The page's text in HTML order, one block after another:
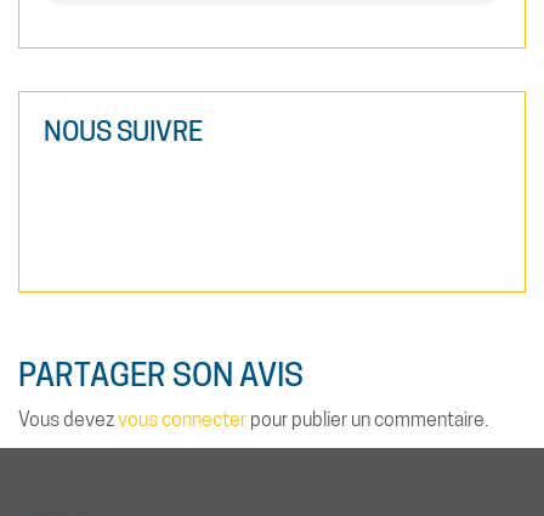
NOUS SUIVRE
PARTAGER SON AVIS
Vous devezvous connecter pour publier un commentaire.